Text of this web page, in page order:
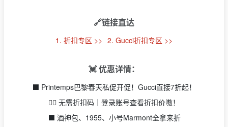
🔗链接直达
1. 折扣专区 >> 2. Gucci折扣专区 >>
💓 优惠详情：
⬛️ Printemps巴黎春天私促开促！Gucci直接7折起！
👉🏻 无需折扣码｜登录账号查看折扣价嗷！
⬛️ 酒神包、1955、小号Marmont全拿来折